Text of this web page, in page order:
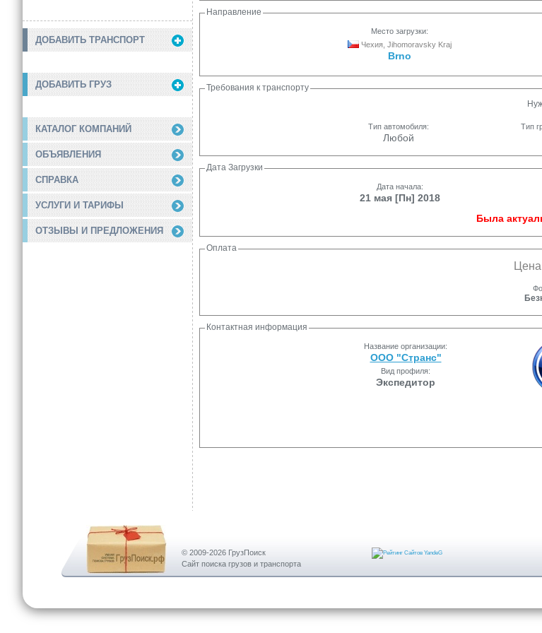
ДОБАВИТЬ ТРАНСПОРТ
ДОБАВИТЬ ГРУЗ
КАТАЛОГ КОМПАНИЙ
ОБЪЯВЛЕНИЯ
СПРАВКА
УСЛУГИ И ТАРИФЫ
ОТЗЫВЫ И ПРЕДЛОЖЕНИЯ
Направление
Место загрузки:
Чехия, Jihomoravsky Kraj
Brno
Требования к транспорту
Тип автомобиля:
Любой
Тип
Дата Загрузки
Дата начала:
21 мая [Пн] 2018
Была
Оплата
Контактная информация
Название организации:
ООО "Странс"
Вид профиля:
Экспедитор
© 2009-2026 ГрузПоиск
Сайт поиска грузов и транспорта